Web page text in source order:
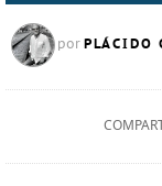
por PLÁCIDO